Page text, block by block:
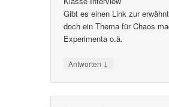
Gibt es einen Link zur
doch ein Thema für Chaos
Experimenta o.ä.
Antworten ↓